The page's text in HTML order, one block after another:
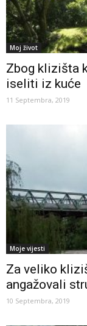
Moj život
Zbog klizišta
iseliti iz kuće
11 Septembra, 2019
Moje vijesti
Za veliko
angažovali
10 Septembra, 2019